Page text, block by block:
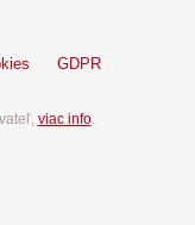
GDPR
viac info.